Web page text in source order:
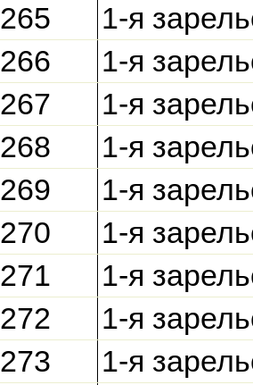
265
1-я
266
1-я
267
1-я
268
1-я
269
1-я
270
1-я
271
1-я
272
1-я
273
1-я